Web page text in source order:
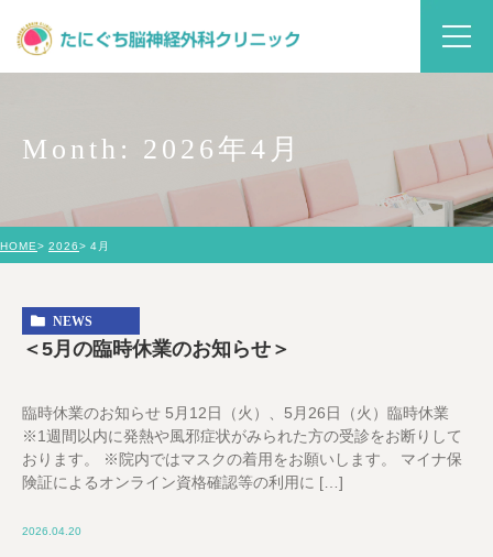
Month: 2026年4月
HOME 2026 4月
NEWS
＜5月の臨時休業のお知らせ＞
臨時休業のお知らせ 5月12日（火）、5月26日（火）臨時休業
※1週間以内に発熱や風邪症状がみられた方の受診をお断りして
おります。 ※院内ではマスクの着用をお願いします。 マイナ保
険証によるオンライン資格確認等の利用に […]
2026.04.20